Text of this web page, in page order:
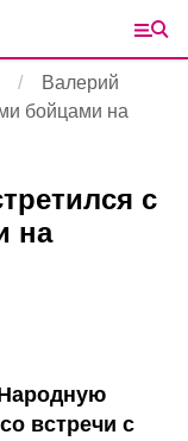
Валерий
бойцами на
с
на
встречи с